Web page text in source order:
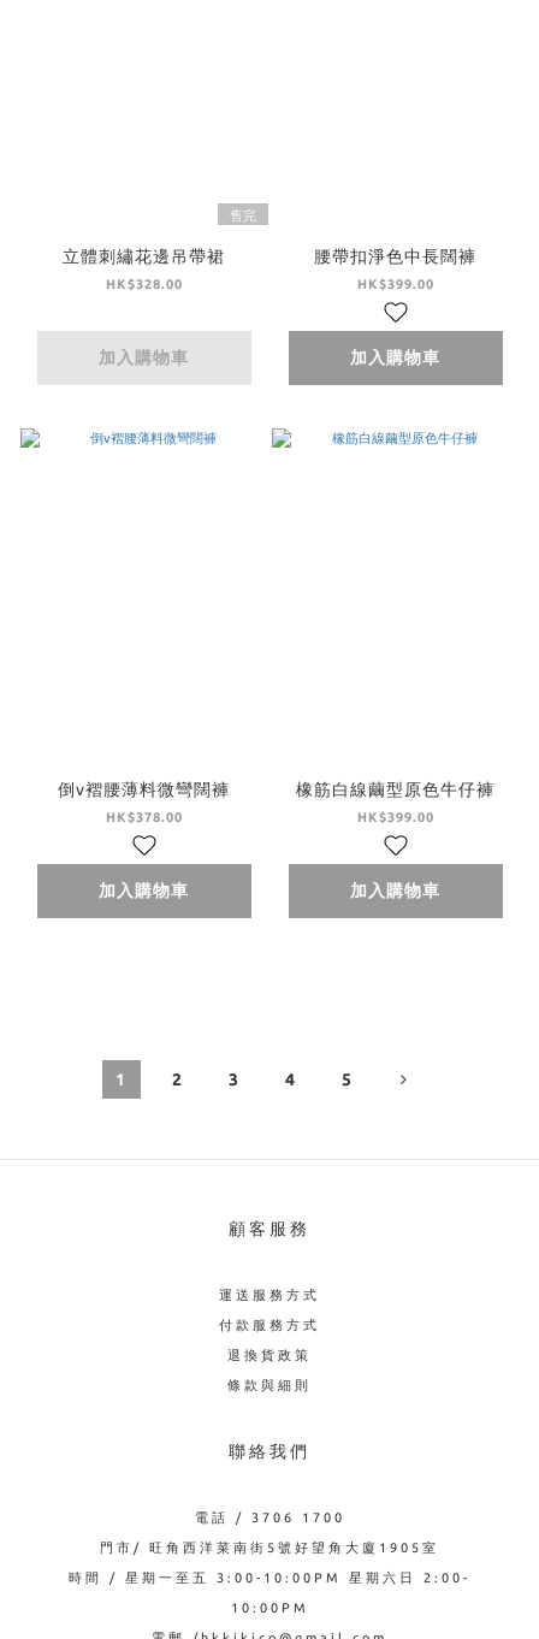
售完
立體刺繡花邊吊帶裙
HK$328.00
加入購物車
腰帶扣淨色中長闊褲
HK$399.00
加入購物車
倒v褶腰薄料微彎闊褲
HK$378.00
加入購物車
橡筋白線繭型原色牛仔褲
HK$399.00
加入購物車
1 2 3 4 5
顧客服務
運送服務方式
付款服務方式
退換貨政策
條款與細則
聯絡我們
電話 / 3706 1700
門市/ 旺角西洋菜南街5號好望角大廈1905室
時間 / 星期一至五 3:00-10:00PM 星期六日 2:00-
10:00PM